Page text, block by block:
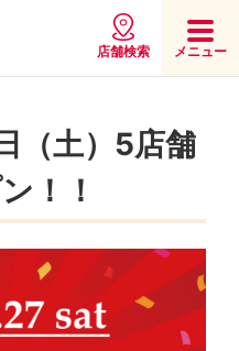
店舗検索 メニュー
（土）5店舗
！！